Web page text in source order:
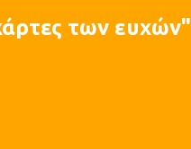
των ευχών"